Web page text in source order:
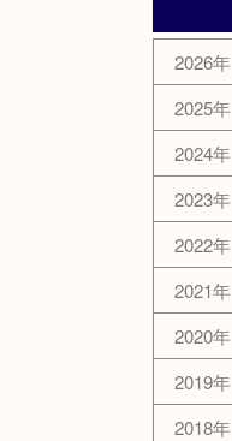
2026年
2025年
2024年
2023年
2022年
2021年
2020年
2019年
2018年